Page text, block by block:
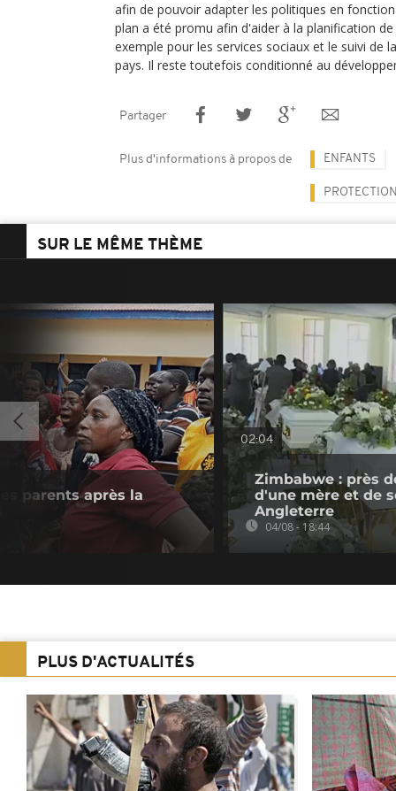
afin de pouvoir adapter les politiques en
plan a été promu afin d'aider à la planification
exemple pour les services sociaux et le suivi de
pays. Il reste toutefois conditionné au
Partager
Plus d'informations à propos de ENFANTS
SUR LE MÊME THÈME
parents après la
02:04
Zimbabwe : près
d'une mère et de
Angleterre
04/08 - 18:44
PLUS D'ACTUALITÉS